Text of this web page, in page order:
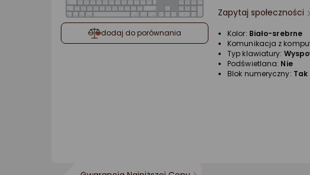
dodaj do porównania
Zapytaj społeczności
Kolor: Biało-srebrne
Komunikacja z
Typ klawiatury:
Podświetlana: Nie
Blok numeryczny: Tak